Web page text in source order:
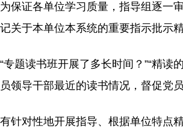
为保证各单位学习质量，指导组逐一
记关于本单位本系统的重要指示批示
“专题读书班开展了多长时间？”“精
员领导干部最近的读书情况，督促党
有针对性地开展指导、根据单位特